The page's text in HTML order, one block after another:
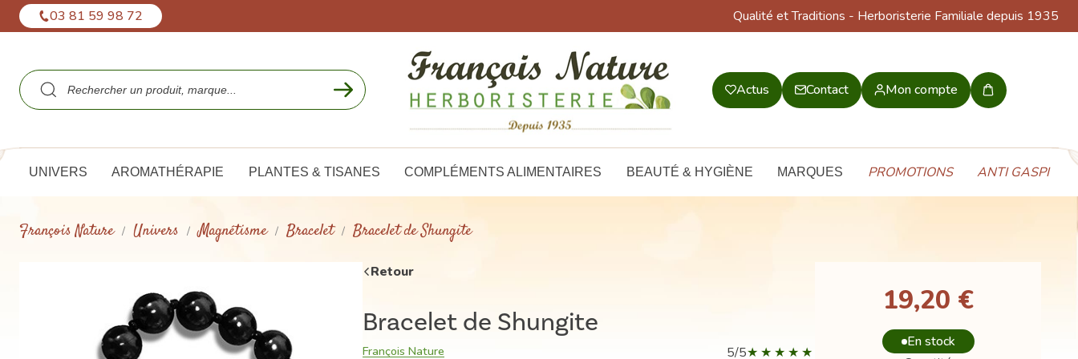
03 81 59 98 72 Qualité et Traditions - Herboristerie Familiale depuis 1935
Actus Contact Mon compte
Mon
UNIVERS AROMATHÉRAPIE PLANTES & TISANES COMPLÉMENTS ALIMENTAIRES BEAUTÉ & HYGIÈNE MARQUES PROMOTIONS ANTI GASPI
François Nature Univers Magnétisme Bracelet Bracelet de Shungite
Retour
Bracelet de Shungite
François Nature 5/5
19,20 €
En stock
Panneau de gestion des cookies